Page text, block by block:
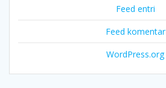
Feed entri
Feed komentar
WordPress.org